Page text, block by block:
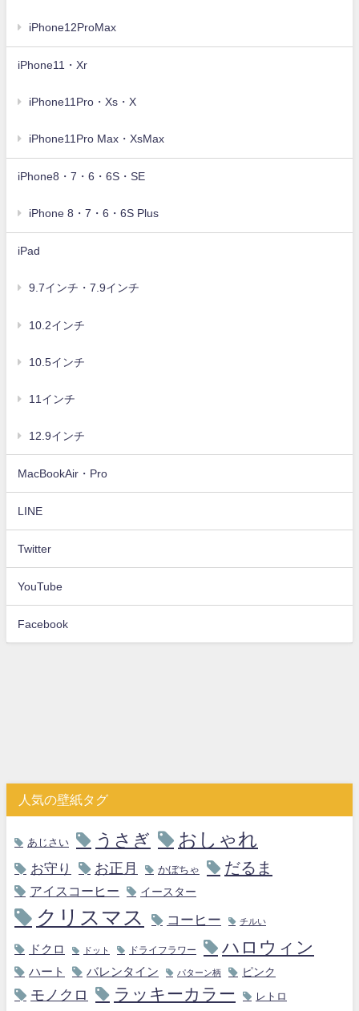
iPhone12ProMax
iPhone11・Xr
iPhone11Pro・Xs・X
iPhone11Pro Max・XsMax
iPhone8・7・6・6S・SE
iPhone 8・7・6・6S Plus
iPad
9.7インチ・7.9インチ
10.2インチ
10.5インチ
11インチ
12.9インチ
MacBookAir・Pro
LINE
Twitter
YouTube
Facebook
人気の壁紙タグ
あじさい うさぎ おしゃれ
お守り お正月 かぼちゃ だるま
アイスコーヒー イースター
クリスマス コーヒー チルい
ドクロ ドット ドライフラワー ハロウィン
ハート バレンタイン パターン柄 ピンク
モノクロ ラッキーカラー レトロ